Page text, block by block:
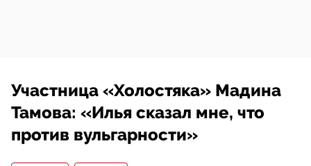
Участница «Холостяка» Мадина
Тамова: «Илья сказал мне, что
против вульгарности»